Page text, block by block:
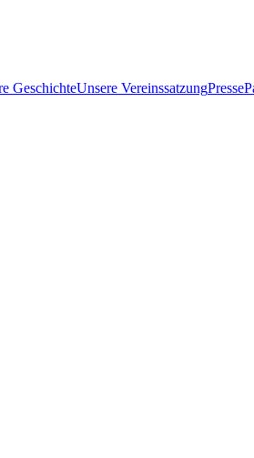
GeschichteUnsere VereinssatzungPresse